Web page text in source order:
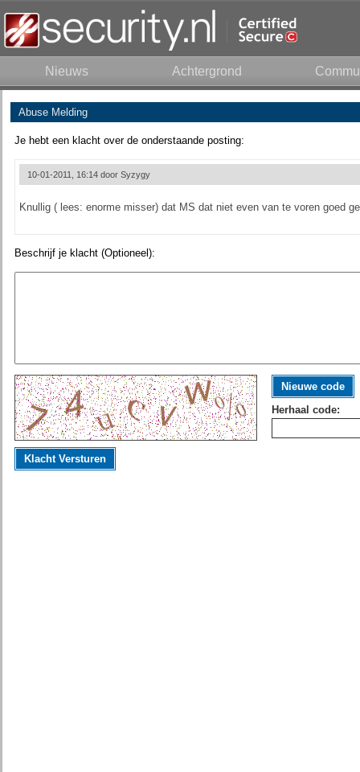
Nieuws Achtergrond
Abuse Melding
Je hebt een klacht over de onderstaande posting:
10-01-2011, 16:14 door Syzygy
Knullig ( lees: enorme misser) dat MS dat niet even van te voren goed
Beschrijf je klacht (Optioneel):
Nieuwe code
Herhaal code:
Klacht Versturen